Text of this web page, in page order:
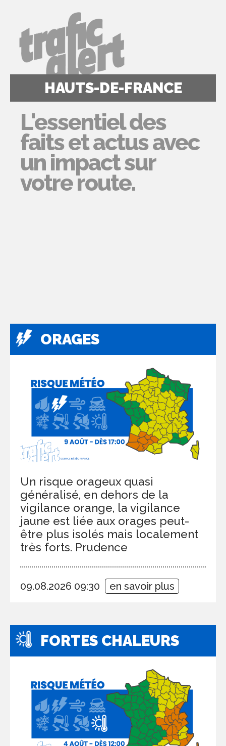
HAUTS-DE-FRANCE
L'essentiel des
faits et actus avec
un impact sur
votre route.
ORAGES
Un risque orageux quasi
généralisé, en dehors de la
vigilance orange, la vigilance
jaune est liée aux orages peut-
être plus isolés mais localement
très forts. Prudence
09.08.2026 09:30 en savoir plus
FORTES CHALEURS